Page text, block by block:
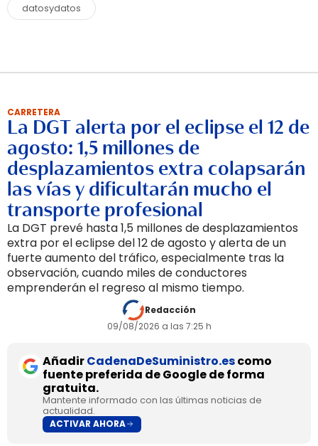
datosydatos
CARRETERA
La DGT alerta por el eclipse el 12 de
agosto: 1,5 millones de
desplazamientos extra colapsarán
las vías y dificultarán mucho el
transporte profesional
La DGT prevé hasta 1,5 millones de desplazamientos
extra por el eclipse del 12 de agosto y alerta de un
fuerte aumento del tráfico, especialmente tras la
observación, cuando miles de conductores
emprenderán el regreso al mismo tiempo.
Redacción
09/08/2026 a las 7:25 h
AñadirCadenaDeSuministro.escomo
fuente preferida de Google de forma
gratuita.
Mantente informado con las últimas noticias de
actualidad.
ACTIVAR AHORA